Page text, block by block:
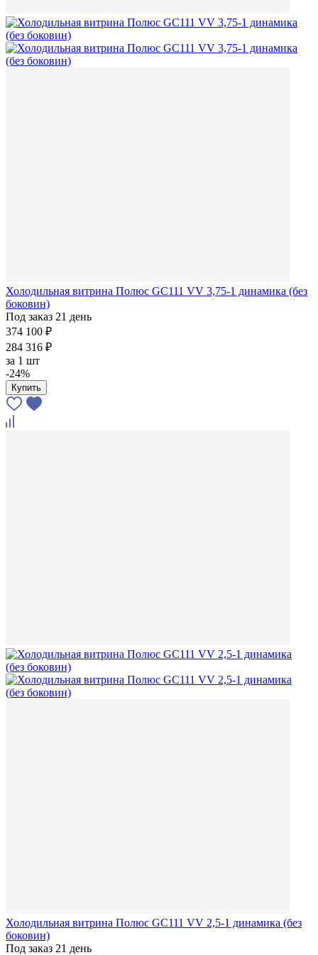
Холодильная витрина Полюс GC111 VV 3,75-1 динамика (без
боковин)
Под заказ 21 день
374 100 ₽
284 316 ₽
за 1 шт
-24%
Купить
Холодильная витрина Полюс GC111 VV 2,5-1 динамика (без
боковин)
Под заказ 21 день